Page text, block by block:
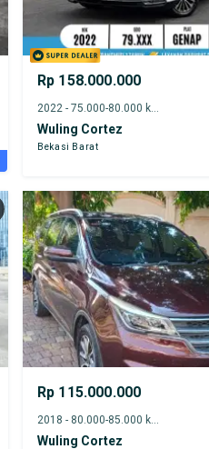
Rp 158.000.000
2022 - 75.000-80.000 km
Wuling Cortez
Bekasi Barat
Rp 115.000.000
2018 - 80.000-85.000 km
Wuling Cortez